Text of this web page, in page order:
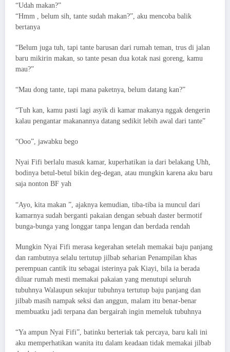
“Udah makan?”
“Hmm , belum sih, tante sudah makan?”, aku mencoba balik
bertanya
“Belum juga tuh, tapi tante barusan dari rumah teman, trus di jalan
baru mikirin makan, so tante pesan dua kotak nasi goreng, kamu
mau?”
“Mau dong tante, tapi mana paketnya, belum datang kan?”
“Tuh kan, kamu pasti lagi asyik di kamar makanya nggak dengerin
kalau pengantar makanannya datang sedikit lebih awal dari tante”
“Ooo”, jawabku bego
Nyai Fifi berlalu masuk kamar, kuperhatikan ia dari belakang Uhh,
bodinya betul-betul bikin deg-degan, atau mungkin karena aku baru
saja nonton BF yah
“Ayo, kita makan ”, ajaknya kemudian, tiba-tiba ia muncul dari
kamarnya sudah berganti pakaian dengan sebuah daster bermotif
bunga-bunga yang longgar tanpa lengan dan berdada rendah
Mungkin Nyai Fifi merasa kegerahan setelah memakai baju panjang
dan rambutnya selalu tertutup jilbab seharian Penampilan khas
perempuan cantik itu sebagai isterinya pak Kiayi, bila ia berada
diluar rumah mesti memakai pakaian yang menutupi seluruh
tubuhnya Walaupun sekujur tubuhnya tertutup baju panjang dan
jilbab masih nampak seksi dan anggun, malam itu benar-benar
membuatku jadi terpana dan bergairah ingin memeluk tubuhnya
“Ya ampun Nyai Fifi”, batinku berteriak tak percaya, baru kali ini
aku memperhatikan wanita itu dalam keadaan tidak memakai jilbab